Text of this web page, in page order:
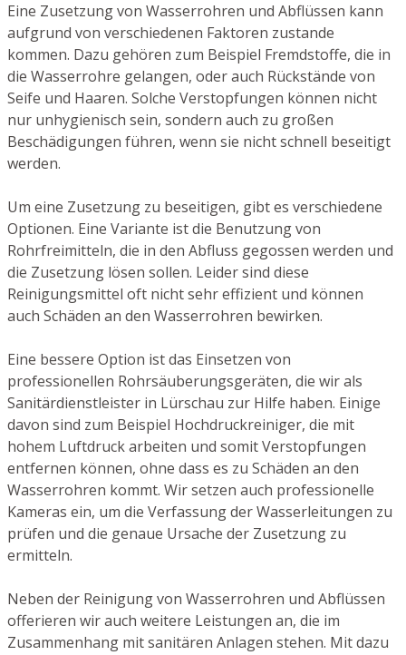
Eine Zusetzung von Wasserrohren und Abflüssen kann
aufgrund von verschiedenen Faktoren zustande
kommen. Dazu gehören zum Beispiel Fremdstoffe, die in
die Wasserrohre gelangen, oder auch Rückstände von
Seife und Haaren. Solche Verstopfungen können nicht
nur unhygienisch sein, sondern auch zu großen
Beschädigungen führen, wenn sie nicht schnell beseitigt
werden.
Um eine Zusetzung zu beseitigen, gibt es verschiedene
Optionen. Eine Variante ist die Benutzung von
Rohrfreimitteln, die in den Abfluss gegossen werden und
die Zusetzung lösen sollen. Leider sind diese
Reinigungsmittel oft nicht sehr effizient und können
auch Schäden an den Wasserrohren bewirken.
Eine bessere Option ist das Einsetzen von
professionellen Rohrsäuberungsgeräten, die wir als
Sanitärdienstleister in Lürschau zur Hilfe haben. Einige
davon sind zum Beispiel Hochdruckreiniger, die mit
hohem Luftdruck arbeiten und somit Verstopfungen
entfernen können, ohne dass es zu Schäden an den
Wasserrohren kommt. Wir setzen auch professionelle
Kameras ein, um die Verfassung der Wasserleitungen zu
prüfen und die genaue Ursache der Zusetzung zu
ermitteln.
Neben der Reinigung von Wasserrohren und Abflüssen
offerieren wir auch weitere Leistungen an, die im
Zusammenhang mit sanitären Anlagen stehen. Mit dazu